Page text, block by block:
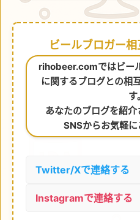
ビールブロガー相
rihobeer.comではビー
に関するブログとの相
す。
あなたのブログを紹
SNSからお気軽に
Twitter/Xで連絡する
Instagramで連絡する